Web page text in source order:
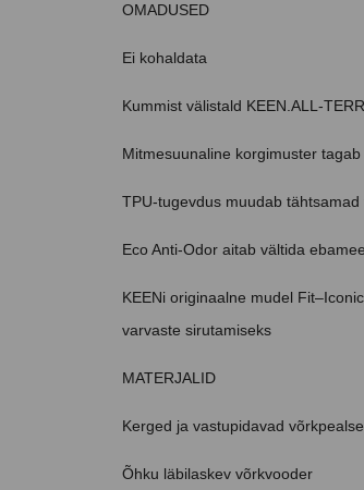
OMADUSED
Ei kohaldata
Kummist välistald KEEN.ALL-
Mitmesuunaline korgimuster
TPU-tugevdus muudab
Eco Anti-Odor aitab vältida
KEENi originaalne mudel
varvaste sirutamiseks
MATERJALID
Kerged ja vastupidavad
Õhku läbilaskev võrkvooder